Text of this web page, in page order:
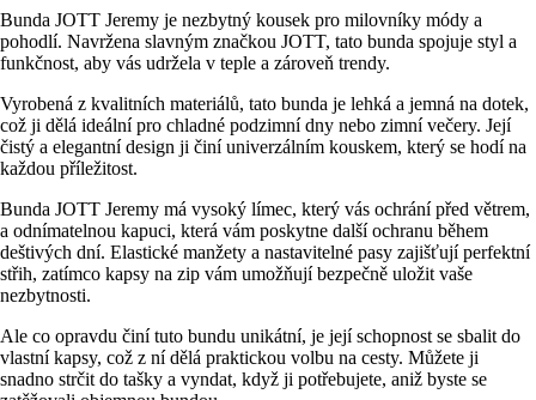
Bunda JOTT Jeremy je nezbytný kousek pro milovníky módy a
pohodlí. Navržena slavným značkou JOTT, tato bunda spojuje styl a
funkčnost, aby vás udržela v teple a zároveň trendy.
Vyrobená z kvalitních materiálů, tato bunda je lehká a jemná na dotek,
což ji dělá ideální pro chladné podzimní dny nebo zimní večery. Její
čistý a elegantní design ji činí univerzálním kouskem, který se hodí na
každou příležitost.
Bunda JOTT Jeremy má vysoký límec, který vás ochrání před větrem,
a odnímatelnou kapuci, která vám poskytne další ochranu během
deštivých dní. Elastické manžety a nastavitelné pasy zajišťují perfektní
střih, zatímco kapsy na zip vám umožňují bezpečně uložit vaše
nezbytnosti.
Ale co opravdu činí tuto bundu unikátní, je její schopnost se sbalit do
vlastní kapsy, což z ní dělá praktickou volbu na cesty. Můžete ji
snadno strčit do tašky a vyndat, když ji potřebujete, aniž byste se